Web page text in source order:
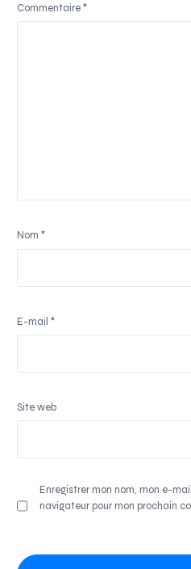
Commentaire*
Nom*
E-mail*
Site web
Enregistrer mon nom, mon e-
navigateur pour mon prochain